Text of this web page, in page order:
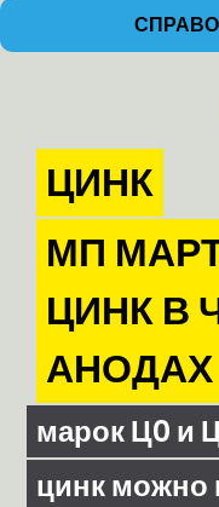
ЦИНК
МП
ЦИНК В
АНОДАХ
марок Ц0 и
цинк можно